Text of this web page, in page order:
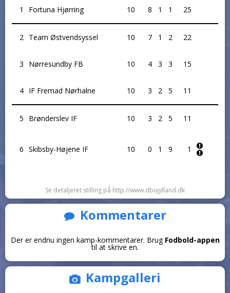
1 Fortuna Hjørring 10 8 1 1 25
2 Team Østvendsyssel 10 7 1 2 22
3 Nørresundby FB 10 4 3 3 15
4 IF Fremad Nørhalne 10 3 2 5 11
5 Brønderslev IF 10 3 2 5 11
6 Skibsby-Højene IF 10 0 1 9 1
Se detaljeret stilling på http://www.dbujylland.dk
Kommentarer
Der er endnu ingen kamp-kommentarer. Brug Fodbold-appen
til at skrive en.
Kampgalleri